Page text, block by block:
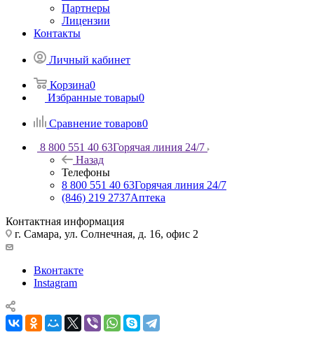
Партнеры
Лицензии
Контакты
Личный кабинет
Корзина0
Избранные товары0
Сравнение товаров0
8 800 551 40 63Горячая линия 24/7
Назад
Телефоны
8 800 551 40 63Горячая линия 24/7
(846) 219 2737Аптека
Контактная информация
г. Самара, ул. Солнечная, д. 16, офис 2
Вконтакте
Instagram